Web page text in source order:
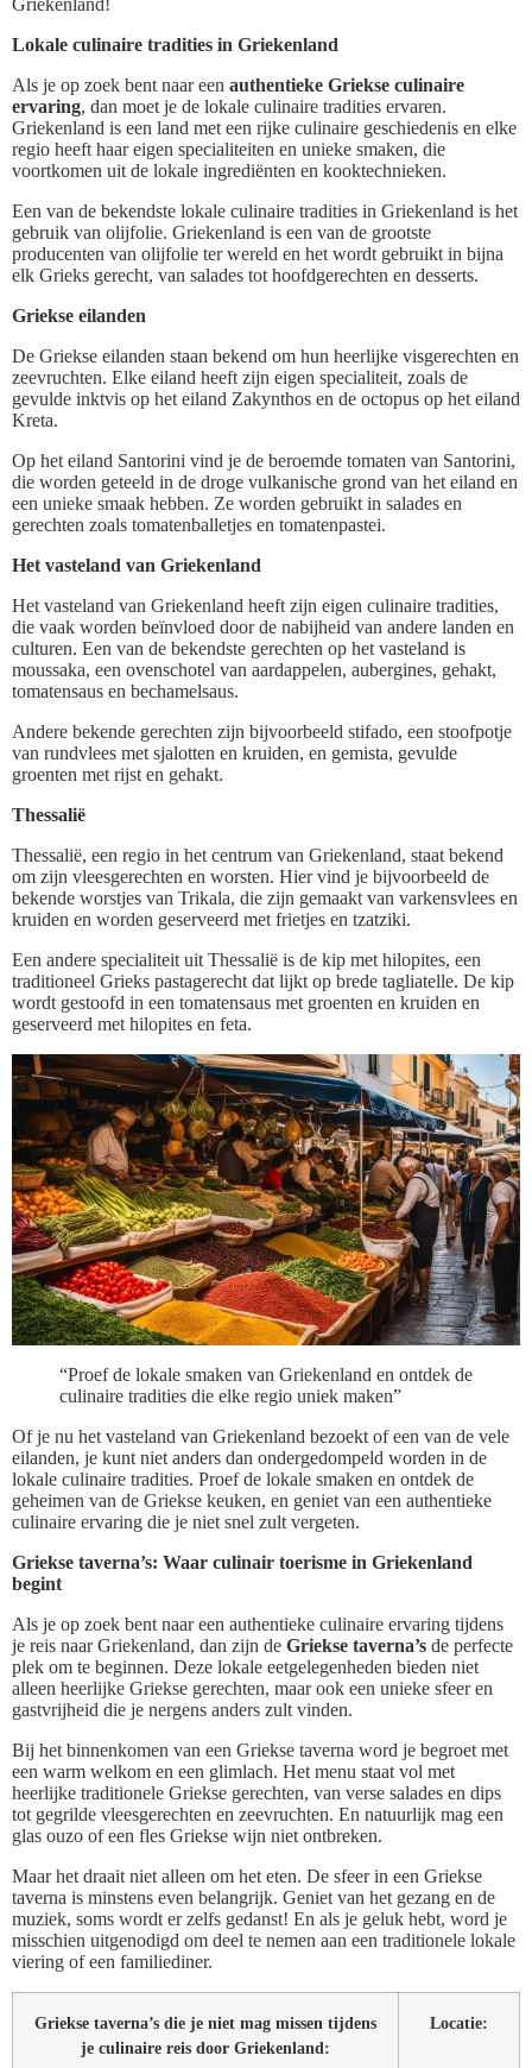
Griekenland!
Lokale culinaire tradities in Griekenland
Als je op zoek bent naar een authentieke Griekse culinaire
ervaring, dan moet je de lokale culinaire tradities ervaren.
Griekenland is een land met een rijke culinaire geschiedenis en elke
regio heeft haar eigen specialiteiten en unieke smaken, die
voortkomen uit de lokale ingrediënten en kooktechnieken.
Een van de bekendste lokale culinaire tradities in Griekenland is het
gebruik van olijfolie. Griekenland is een van de grootste
producenten van olijfolie ter wereld en het wordt gebruikt in bijna
elk Grieks gerecht, van salades tot hoofdgerechten en desserts.
Griekse eilanden
De Griekse eilanden staan bekend om hun heerlijke visgerechten en
zeevruchten. Elke eiland heeft zijn eigen specialiteit, zoals de
gevulde inktvis op het eiland Zakynthos en de octopus op het eiland
Kreta.
Op het eiland Santorini vind je de beroemde tomaten van Santorini,
die worden geteeld in de droge vulkanische grond van het eiland en
een unieke smaak hebben. Ze worden gebruikt in salades en
gerechten zoals tomatenballetjes en tomatenpastei.
Het vasteland van Griekenland
Het vasteland van Griekenland heeft zijn eigen culinaire tradities,
die vaak worden beïnvloed door de nabijheid van andere landen en
culturen. Een van de bekendste gerechten op het vasteland is
moussaka, een ovenschotel van aardappelen, aubergines, gehakt,
tomatensaus en bechamelsaus.
Andere bekende gerechten zijn bijvoorbeeld stifado, een stoofpotje
van rundvlees met sjalotten en kruiden, en gemista, gevulde
groenten met rijst en gehakt.
Thessalië
Thessalië, een regio in het centrum van Griekenland, staat bekend
om zijn vleesgerechten en worsten. Hier vind je bijvoorbeeld de
bekende worstjes van Trikala, die zijn gemaakt van varkensvlees en
kruiden en worden geserveerd met frietjes en tzatziki.
Een andere specialiteit uit Thessalië is de kip met hilopites, een
traditioneel Grieks pastagerecht dat lijkt op brede tagliatelle. De kip
wordt gestoofd in een tomatensaus met groenten en kruiden en
geserveerd met hilopites en feta.
“Proef de lokale smaken van Griekenland en ontdek de
culinaire tradities die elke regio uniek maken”
Of je nu het vasteland van Griekenland bezoekt of een van de vele
eilanden, je kunt niet anders dan ondergedompeld worden in de
lokale culinaire tradities. Proef de lokale smaken en ontdek de
geheimen van de Griekse keuken, en geniet van een authentieke
culinaire ervaring die je niet snel zult vergeten.
Griekse taverna’s: Waar culinair toerisme in Griekenland
begint
Als je op zoek bent naar een authentieke culinaire ervaring tijdens
je reis naar Griekenland, dan zijn de Griekse taverna’s de perfecte
plek om te beginnen. Deze lokale eetgelegenheden bieden niet
alleen heerlijke Griekse gerechten, maar ook een unieke sfeer en
gastvrijheid die je nergens anders zult vinden.
Bij het binnenkomen van een Griekse taverna word je begroet met
een warm welkom en een glimlach. Het menu staat vol met
heerlijke traditionele Griekse gerechten, van verse salades en dips
tot gegrilde vleesgerechten en zeevruchten. En natuurlijk mag een
glas ouzo of een fles Griekse wijn niet ontbreken.
Maar het draait niet alleen om het eten. De sfeer in een Griekse
taverna is minstens even belangrijk. Geniet van het gezang en de
muziek, soms wordt er zelfs gedanst! En als je geluk hebt, word je
misschien uitgenodigd om deel te nemen aan een traditionele lokale
viering of een familiediner.
Griekse taverna’s die je niet mag missen tijdens
je culinaire reis door Griekenland:
Locatie: